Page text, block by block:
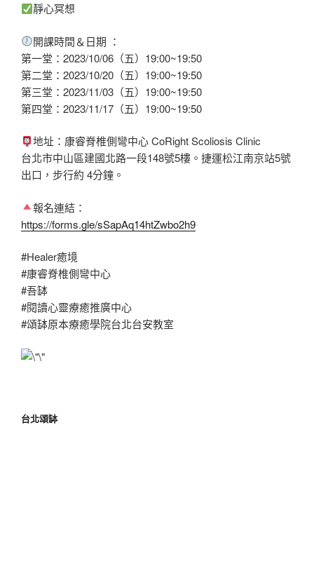
靜心冥想
開課時間＆日期 ：
第一堂：2023/10/06（五）19:00~19:50
第二堂：2023/10/20（五）19:00~19:50
第三堂：2023/11/03（五）19:00~19:50
第四堂：2023/11/17（五）19:00~19:50
地址：康睿脊椎側彎中心 CoRight Scoliosis Clinic
台北市中山區建國北路一段148號5樓。捷運松江南京站5號
出口，步行約 4分鐘。
報名連結：
https://forms.gle/sSapAq14htZwbo2h9
#Healer癒境
#康睿脊椎側彎中心
#吾缽
#閱讀心靈療癒推廣中心
#頌缽原本療癒學院台北台安教室
台北頌缽